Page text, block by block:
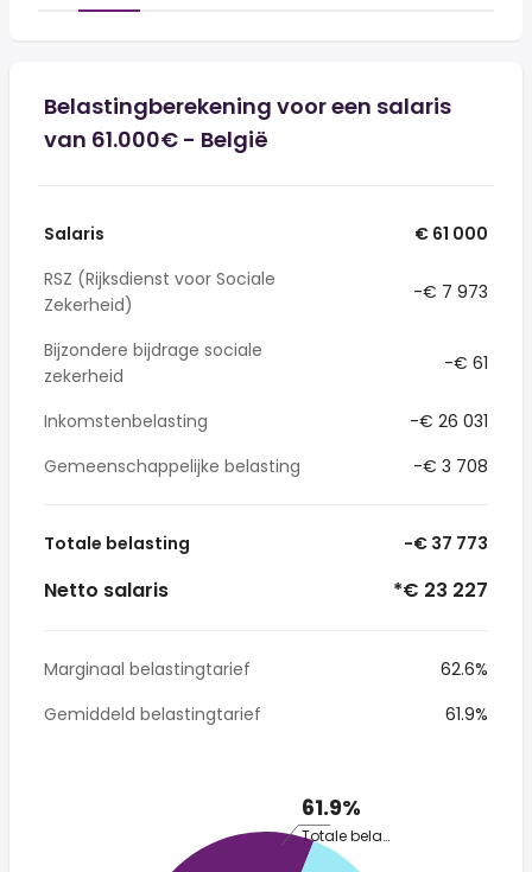
Belastingberekening voor een salaris
van 61.000€ - België
Salaris
€ 61 000
RSZ (Rijksdienst voor Sociale
Zekerheid)
-€ 7 973
Bijzondere bijdrage sociale
zekerheid
-€ 61
Inkomstenbelasting
-€ 26 031
Gemeenschappelijke belasting
-€ 3 708
Totale belasting -€ 37 773
Netto salaris *€ 23 227
Marginaal belastingtarief
62.6%
Gemiddeld belastingtarief
61.9%
61.9%
Totale belasting